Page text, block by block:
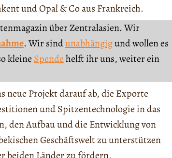
und Opal & Co aus Frankreich.
über Zentralasien. Wir
. Wir sindunabhängigund wollen es
kleine Spendehelft ihr uns, weiter ein
neue Projekt darauf ab, die Exporte
und Spitzentechnologie in das
den Aufbau und die Entwicklung von
Geschäftswelt zu unterstützen
beiden Länder zu fördern.